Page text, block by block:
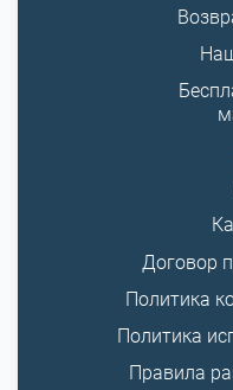
Договор
Политика
Политика
Правила